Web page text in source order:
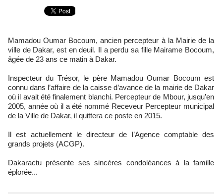
Mamadou Oumar Bocoum, ancien percepteur à la Mairie de la
ville de Dakar, est en deuil. Il a perdu sa fille Mairame Bocoum,
âgée de 23 ans ce matin à Dakar.
Inspecteur du Trésor, le père Mamadou Oumar Bocoum est
connu dans l’affaire de la caisse d’avance de la mairie de Dakar
où il avait été finalement blanchi. Percepteur de Mbour, jusqu’en
2005, année où il a été nommé Receveur Percepteur municipal
de la Ville de Dakar, il quittera ce poste en 2015.
Il est actuellement le directeur de l’Agence comptable des
grands projets (ACGP).
Dakaractu présente ses sincères condoléances à la famille
éplorée...